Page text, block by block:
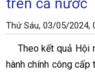
trên cả nước
Thứ Sáu, 03/05/2024,
Theo kết quả Hội
hành chính công